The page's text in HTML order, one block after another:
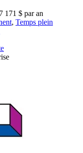
171 $ par an
, Temps plein